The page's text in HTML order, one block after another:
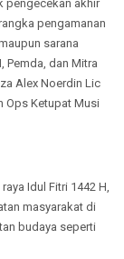
pengecekan akhir
pengamanan
sarana
Pemda, dan Mitra
Alex Noerdin Lic
Ops Ketupat Musi
Idul Fitri 1442 H,
masyarakat di
budaya seperti